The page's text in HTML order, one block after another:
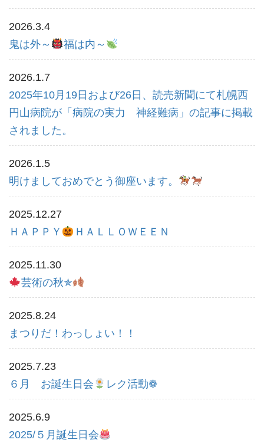
2026.3.4
鬼は外～
福は内～
2026.1.7
2025年10月19日および26日、読売新聞にて札幌西
円山病院が「病院の実力 神経難病」の記事に掲載
されました。
2026.1.5
明けましておめでとう御座います。
2025.12.27
ＨＡＰＰＹ
ＨＡＬＬＯＷＥＥＮ
2025.11.30
芸術の秋✯
2025.8.24
まつりだ！わっしょい！！
2025.7.23
６月 お誕生日会
レク活動❁
2025.6.9
2025/５月誕生日会